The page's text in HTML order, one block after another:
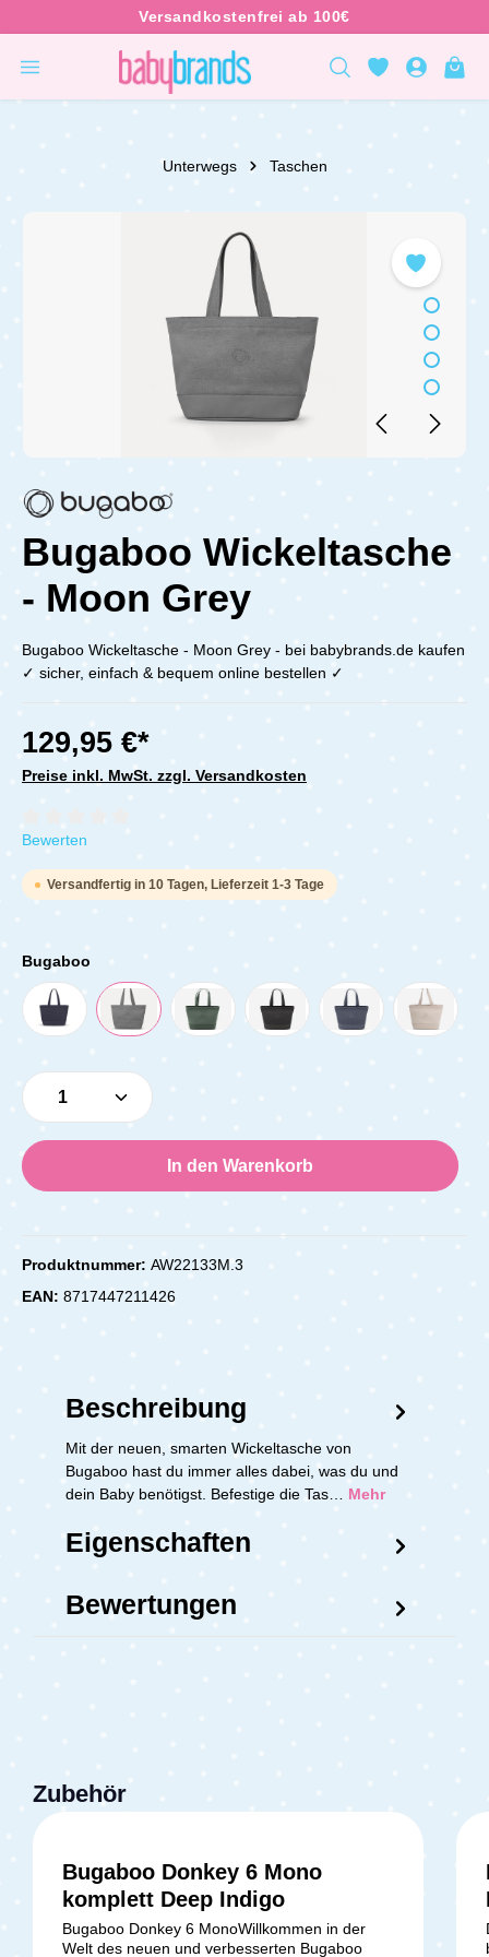
Unterwegs Taschen
Bugaboo Wickeltasche
- Moon Grey
Bugaboo Wickeltasche - Moon Grey - bei babybrands.de kaufen
✓ sicher, einfach & bequem online bestellen ✓
129,95 €*
Preise inkl. MwSt. zzgl. Versandkosten
Durchschnittliche Bewertung von 0 von 5 Sternen
Bewerten
Versandfertig in 10 Tagen, Lieferzeit 1-3 Tage
Bugaboo
Produkt Anzahl: Gib den gewünschten
In den Warenkorb
Produktnummer: AW22133M.3
EAN: 8717447211426
Beschreibung
Mit der neuen, smarten Wickeltasche von
Bugaboo hast du immer alles dabei, was du und
dein Baby benötigst. Befestige die Tas… Mehr
Eigenschaften
Bewertungen
Zubehör
Bugaboo Donkey 6 Mono
komplett Deep Indigo
Bugaboo Donkey 6 MonoWillkommen in der
Welt des neuen und verbesserten Bugaboo